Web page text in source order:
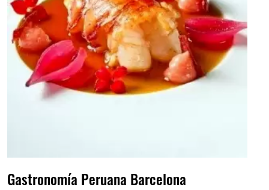
Gastronomía Peruana Barcelona